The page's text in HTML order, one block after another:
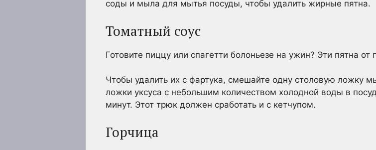
соды и мыла для мытья посуды, чтобы удалить жирные пятна.
Томатный соус
Готовите пиццу или спагетти болоньезе на ужин? Эти пятна
Чтобы удалить их с фартука, смешайте одну столовую ложку
ложки уксуса с небольшим количеством холодной воды в
минут. Этот трюк должен сработать и с кетчупом.
Горчица